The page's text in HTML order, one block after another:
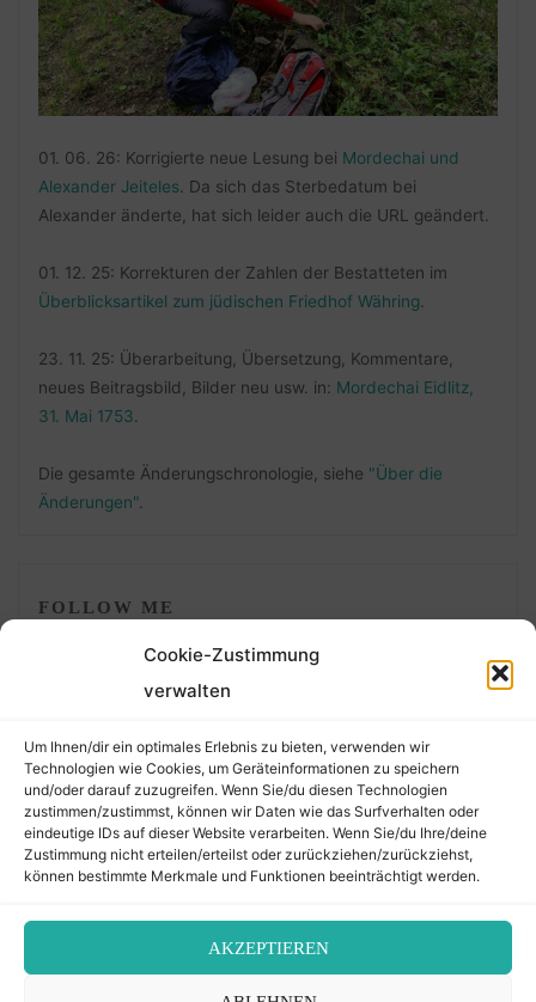
Cookie-Zustimmung
verwalten
Um Ihnen/dir ein optimales Erlebnis zu bieten, verwenden wir
Technologien wie Cookies, um Geräteinformationen zu speichern
und/oder darauf zuzugreifen. Wenn Sie/du diesen Technologien
zustimmen/zustimmst, können wir Daten wie das Surfverhalten oder
eindeutige IDs auf dieser Website verarbeiten. Wenn Sie/du Ihre/deine
Zustimmung nicht erteilen/erteilst oder zurückziehen/zurückziehst,
können bestimmte Merkmale und Funktionen beeinträchtigt werden.
AKZEPTIEREN
01. 06. 26: Korrigierte neue Lesung bei Mordechai und
Alexander Jeiteles . Da sich das Sterbedatum bei
Alexander änderte, hat sich leider auch die URL geändert.
01. 12. 25: Korrekturen der Zahlen der Bestatteten im
Überblicksartikel zum jüdischen Friedhof Währing
23. 11. 25: Überarbeitung, Übersetzung, Kommentare,
neues Beitragsbild, Bilder neu usw. in: Mordechai Eidlitz,
31. Mai 1753
Die gesamte Änderungschronologie, siehe "Über die
Änderungen".
FOLLOW ME
©2026 Der Transkribierer
Kontakt / Impressum
Back